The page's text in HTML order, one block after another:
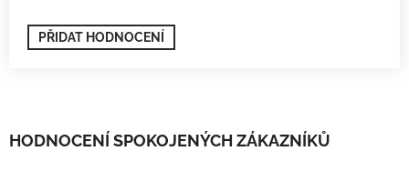
PŘIDAT HODNOCENÍ
HODNOCENÍ SPOKOJENÝCH ZÁKAZNÍKŮ